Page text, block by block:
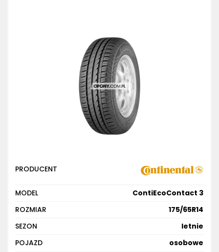
PRODUCENT
MODEL
ContiEcoContact 3
ROZMIAR
175/65R14
SEZON
letnie
POJAZD
osobowe